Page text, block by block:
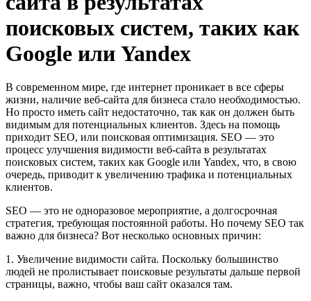
поисковых систем, таких как
Google или Yandex
В современном мире, где интернет проникает в все сферы
жизни, наличие веб-сайта для бизнеса стало необходимостью.
Но просто иметь сайт недостаточно, так как он должен быть
видимым для потенциальных клиентов. Здесь на помощь
приходит SEO, или поисковая оптимизация. SEO — это
процесс улучшения видимости веб-сайта в результатах
поисковых систем, таких как Google или Yandex, что, в свою
очередь, приводит к увеличению трафика и потенциальных
клиентов.
SEO — это не одноразовое мероприятие, а долгосрочная
стратегия, требующая постоянной работы. Но почему SEO так
важно для бизнеса? Вот несколько основных причин:
1. Увеличение видимости сайта. Поскольку большинство
людей не пролистывает поисковые результаты дальше первой
страницы, важно, чтобы ваш сайт оказался там.